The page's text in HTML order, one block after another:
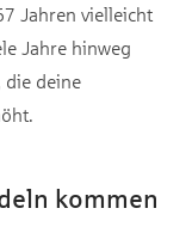
Jahren vielleicht
Jahre hinweg
die deine
kommen